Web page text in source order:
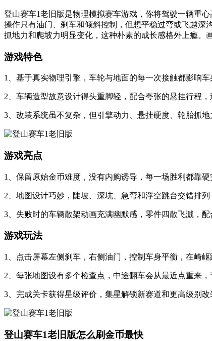
登山赛车1老旧版是物理模拟赛车游戏，你将驾驶一辆重
操作只有油门、刹车和倾斜控制，但想平稳过弯或飞越深
抓地力和爬坡力明显变化，这种朴素的成长感格外上瘾。
游戏特色
1、基于真实物理引擎，车轮与地面的每一次接触都影响
2、车辆造型故意设计得头重脚轻，配合夸张的悬挂行程
3、改装系统虽不复杂，但引擎动力、悬挂硬度、轮胎抓
游戏亮点
1、保留原始金币难度，没有内购诱导，每一场胜利都靠
2、地图设计巧妙，陡坡、深坑、急弯和浮空跳台交错排
3、失败时的车辆散架动画充满幽默感，零件四散飞溅，
游戏玩法
1、点击屏幕左侧刹车，右侧油门，控制车身平衡，在崎
2、每张地图设有多个检查点，中途翻车会从最近点重来
3、完成关卡获得星级评价，集星解锁新赛道和更高级别
登山赛车1老旧版怎么刷金币最快